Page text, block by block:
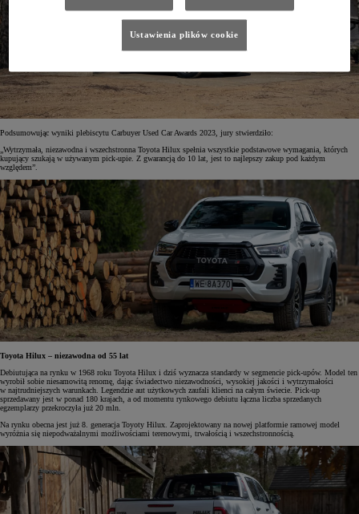
Podsumowując wyniki plebiscytu Carbuyer Used Car Awards 2023, jury stwierdziło:
„Wytrzymała, niezawodna i wszechstronna Toyota Hilux spełnia wszystkie podstawowe wymagania, których
kupujący szukają w używanym pick-upie. Z gwarancją do 10 lat, jest to najlepszy zakup pod każdym
względem”.
Toyota Hilux – niezawodna od 55 lat
Debiutująca na rynku w 1968 roku Toyota Hilux i dziś wyznacza standardy w segmencie pick-upów. Model ten
wyrobił sobie niesamowitą renomę, dając świadectwo niezawodności, wysokiej jakości i wytrzymałości
w najtrudniejszych warunkach. Legendzie aut użytkowych zaufali klienci na całym świecie. Pick-up
sprzedawany jest w ponad 180 krajach, a od momentu rynkowego debiutu łączna liczba sprzedanych
egzemplarzy przekroczyła już 20 mln.
Na rynku obecna jest już 8. generacja Toyoty Hilux. Zaprojektowany na nowej platformie ramowej model
wyróżnia się niepodważalnymi możliwościami terenowymi, trwałością i wszechstronnością.
Ustawienia plików cookie